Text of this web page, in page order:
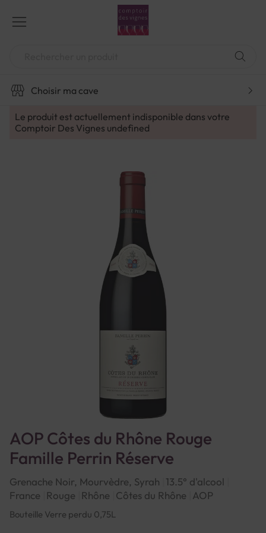
contenu
Choisir ma cave
Le produit est actuellement indisponible dans votre
Comptoir Des Vignes undefined
AOP Côtes du Rhône Rouge
Famille Perrin Réserve
Grenache Noir, Mourvèdre, Syrah 13.5° d'alcool
France
Rouge Rhône Côtes du Rhône AOP
Bouteille Verre perdu 0,75L